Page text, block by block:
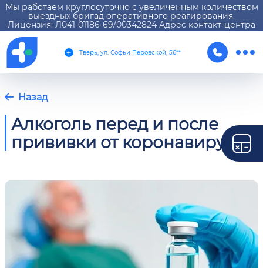
Мы работаем круглосуточно с увеличенным количеством
выездных бригад оперативного реагирования.
Лицензия: Л041-01186-69/00342824 Адрес контакт-центра
Тверь, ул. Софьи Перовской, 56**
Назад
Алкоголь перед и после
прививки от коронавируса